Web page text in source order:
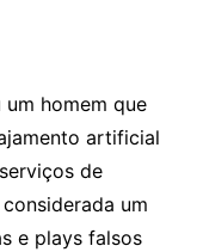
homem que
artificial
de
um
e plays falsos